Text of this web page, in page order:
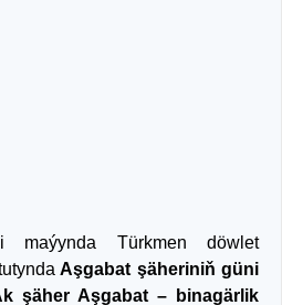
maýynda Türkmen döwlet
Aşgabat şäheriniň güni
şäher Aşgabat – binagärlik